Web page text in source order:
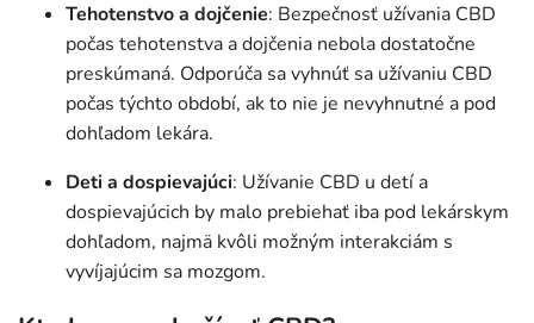
Tehotenstvo a dojčenie: Bezpečnosť užívania CBD
počas tehotenstva a dojčenia nebola dostatočne
preskúmaná. Odporúča sa vyhnúť sa užívaniu CBD
počas týchto období, ak to nie je nevyhnutné a pod
dohľadom lekára.
Deti a dospievajúci: Užívanie CBD u detí a
dospievajúcich by malo prebiehať iba pod lekárskym
dohľadom, najmä kvôli možným interakciám s
vyvíjajúcim sa mozgom.